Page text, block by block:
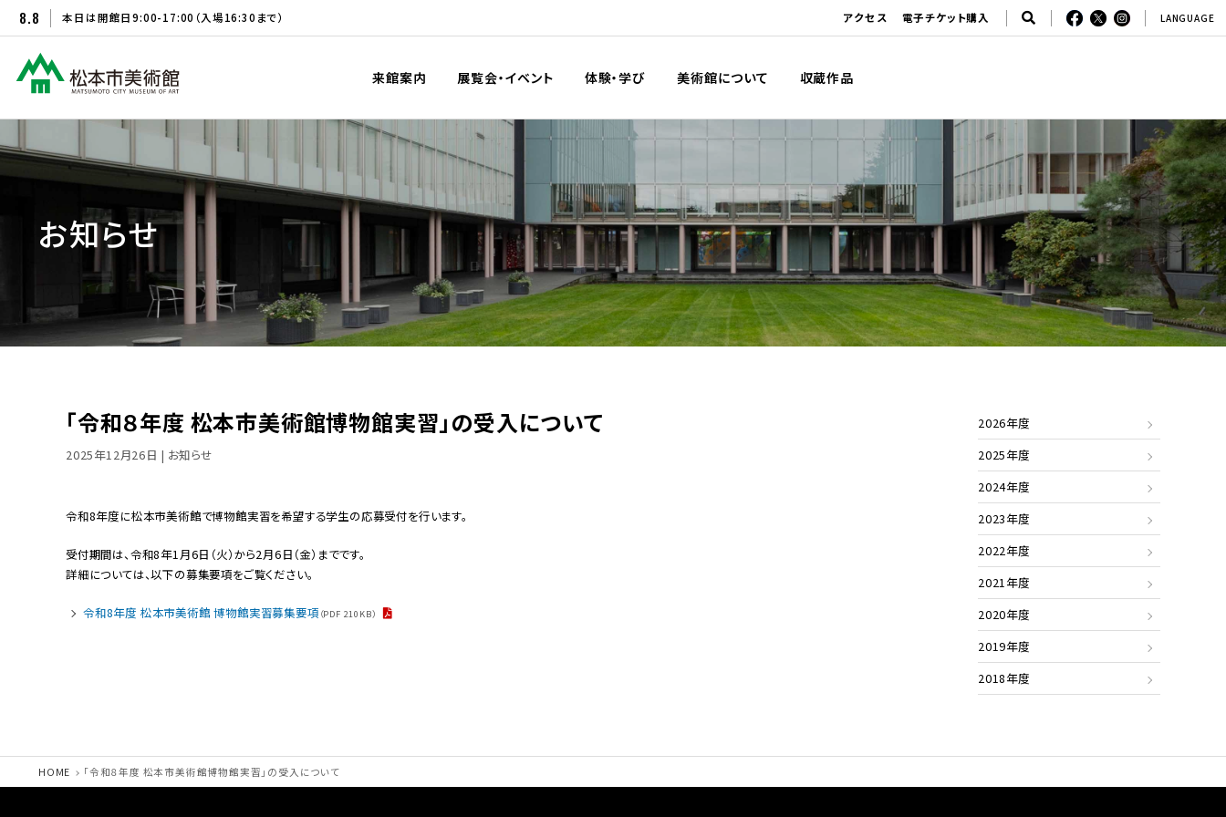
8.8 本日は開館日9:00-17:00 （入場16:30まで） アクセス 電子チケット購入 LANGUAGE
来館案内 展覧会・イベント 体験・学び 美術館について 収蔵作品
お知らせ
「令和８年度 松本市美術館博物館実習」の受入について
2025年12月26日 | お知らせ
令和8年度に松本市美術館で博物館実習を希望する学生の応募受付を行います。
受付期間は、令和8年1月6日（火）から2月6日（金）までです。
詳細については、以下の募集要項をご覧ください。
令和8年度 松本市美術館 博物館実習募集要項 （PDF 210KB）
2026年度
2025年度
2024年度
2023年度
2022年度
2021年度
2020年度
2019年度
2018年度
HOME 「令和８年度 松本市美術館博物館実習」の受入について